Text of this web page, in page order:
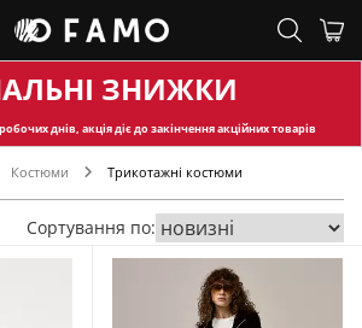
ЗНИЖКИ
днів, акція діє до закінчення акційних товарів
Костюми Трикотажні костюми
Сортування по: